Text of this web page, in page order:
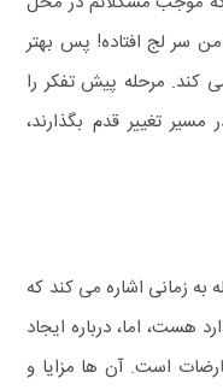
سر لج افتاده! پس بهتر
کند. مرحله پیش تفکر را
تغییر قدم بگذارند،
زمانی اشاره می کند که
هست، اما، درباره ایجاد
است. آن ها مزایا و